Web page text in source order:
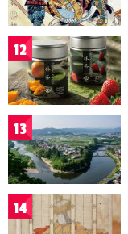
12
13
14